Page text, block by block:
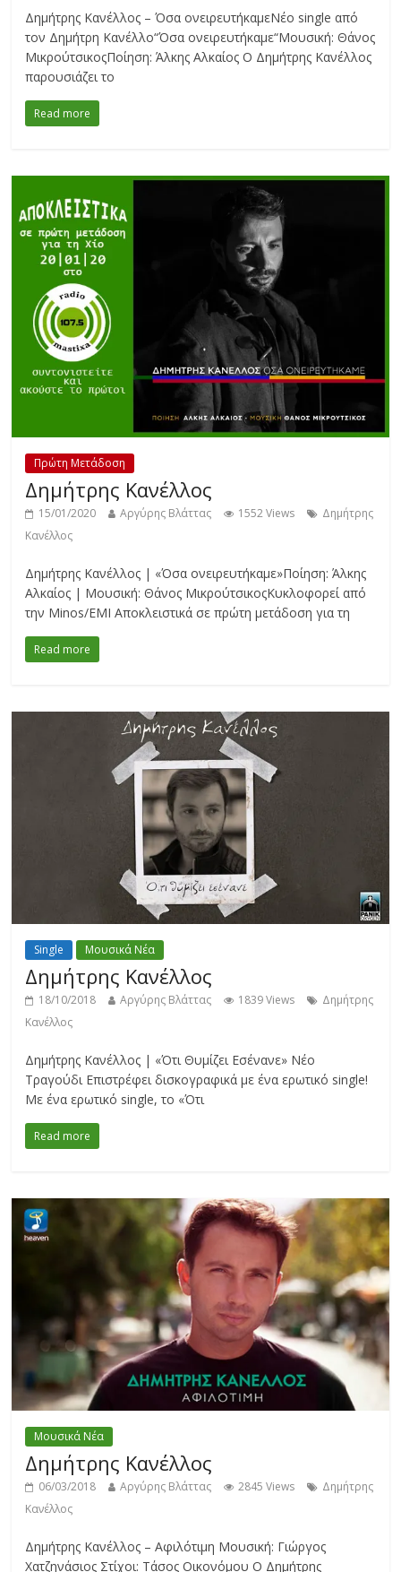
Δημήτρης Κανέλλος – Όσα ονειρευτήκαμεΝέο single από
τον Δημήτρη Κανέλλο“Όσα ονειρευτήκαμε“Μουσική: Θάνος
ΜικρούτσικοςΠοίηση: Άλκης Αλκαίος Ο Δημήτρης Κανέλλος
παρουσιάζει το
Read more
Πρώτη Μετάδοση
Δημήτρης Κανέλλος
15/01/2020 Αργύρης Βλάττας 1552 Views
Δημήτρης
Κανέλλος
Δημήτρης Κανέλλος | «Όσα ονειρευτήκαμε»Ποίηση: Άλκης
Αλκαίος | Μουσική: Θάνος ΜικρούτσικοςΚυκλοφορεί από
την Minos/EMI Αποκλειστικά σε πρώτη μετάδοση για τη
Read more
Single Μουσικά Νέα
Δημήτρης Κανέλλος
18/10/2018 Αργύρης Βλάττας 1839 Views
Δημήτρης
Κανέλλος
Δημήτρης Κανέλλος | «Ότι Θυμίζει Εσένανε» Νέο
Τραγούδι Επιστρέφει δισκογραφικά με ένα ερωτικό single!
Με ένα ερωτικό single, το «Ότι
Read more
Μουσικά Νέα
Δημήτρης Κανέλλος
06/03/2018 Αργύρης Βλάττας 2845 Views
Δημήτρης
Κανέλλος
Δημήτρης Κανέλλος – Αφιλότιμη Μουσική: Γιώργος
Χατζηνάσιος Στίχοι: Τάσος Οικονόμου Ο Δημήτρης